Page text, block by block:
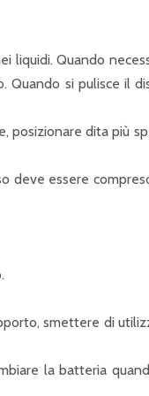
liquidi. Quando
Quando si pulisce il
posizionare dita più
essere
smettere di
la batteria